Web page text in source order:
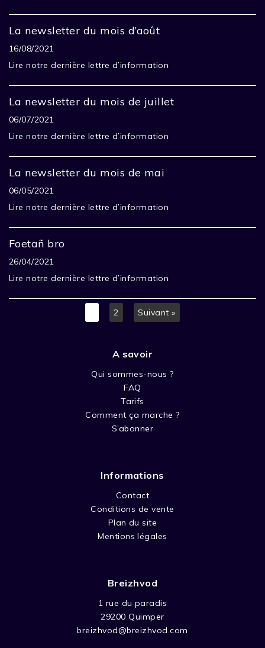
La newsletter du mois d’août
16/08/2021
Lire notre dernière lettre d’information
La newsletter du mois de juillet
06/07/2021
Lire notre dernière lettre d’information
La newsletter du mois de mai
06/05/2021
Lire notre dernière lettre d’information
Foetañ bro
26/04/2021
Lire notre dernière lettre d’information
2 Suivant »
A savoir
Qui sommes-nous ?
FAQ
Tarifs
Comment ça marche ?
S’abonner
Informations
Contact
Conditions de vente
Plan du site
Mentions légales
Breizhvod
1 rue du paradis
29200 Quimper
breizhvod@breizhvod.com